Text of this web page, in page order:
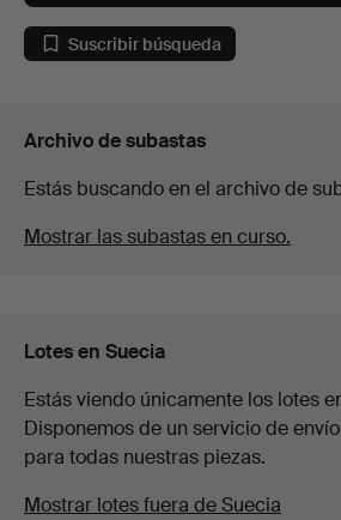
Suscribir búsqueda
Archivo de subastas
Estás buscando en el archivo de
Mostrar las subastas en curso.
Lotes en Suecia
Estás viendo únicamente los lotes
Disponemos de un servicio de
para todas nuestras piezas.
Mostrar lotes fuera de Suecia